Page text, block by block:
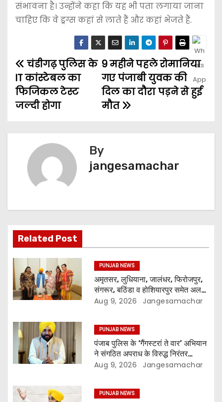
संभावना है। उन्होंने कहा कि यह भी पता लगाया जाना
चाहिए कि वे ड्रग्स कहां से लाते हैं और कहां भेजते हैं.
9 महीने पहले रोमानिया
गए पंजाबी युवक की
दिल का दौरा पड़ने से हुई
मौत
चंडीगढ़ पुलिस के
IT कांस्टेबल का
फिजिकल टेस्ट
जल्दी होगा
By
jangesamachar
Related Post
PUNJAB NEWS
अमृतसर, लुधियाना, जालंधर, फिरोजपुर,
संगरूर, बठिंडा व होशियारपुर समेत अलग-
अलग स्थानों पर ये शो होगा- भगवंत सिंह
Aug 9, 2026 Jangesamachar
PUNJAB NEWS
पंजाब पुलिस के ‘गैंगस्टरां ते वार’ अभियान
ने संगठित अपराध के विरुद्ध निरंतर
कार्रवाई के 200 दिन पूरे किए ; 1.09
Aug 9, 2026 Jangesamachar
PUNJAB NEWS